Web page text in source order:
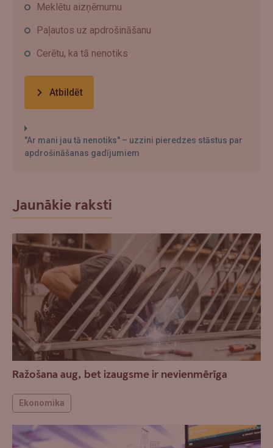
Meklētu aizņēmumu
Paļautos uz apdrošināšanu
Cerētu, ka tā nenotiks
Atbildēt
"Ar mani jau tā nenotiks" – uzzini pieredzes stāstus par
apdrošināšanas gadījumiem
Jaunākie raksti
Ražošana aug, bet izaugsme ir nevienmērīga
Ekonomika